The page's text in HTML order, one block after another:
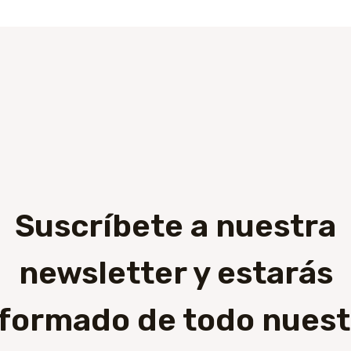
Suscríbete a nuestra
newsletter y estarás
de todo